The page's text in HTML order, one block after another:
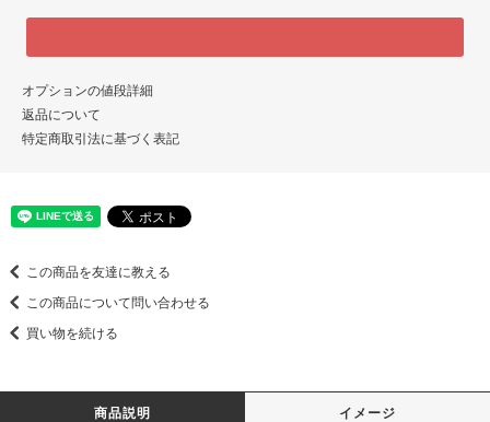
オプションの値段詳細
返品について
特定商取引法に基づく表記
この商品を友達に教える
この商品について問い合わせる
買い物を続ける
商品説明 イメージ